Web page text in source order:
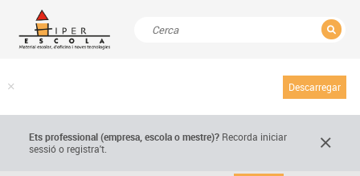
Descarregar
Ets professional (empresa,escola o mestre)? Recorda iniciar
sessió o registra't.